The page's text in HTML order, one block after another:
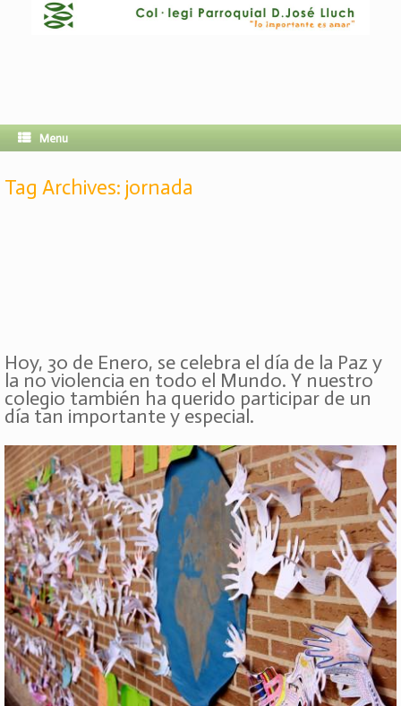
Menu
Tag Archives: jornada
Hoy, 30 de Enero, se celebra el día de la Paz y
la no violencia en todo el Mundo. Y nuestro
colegio también ha querido participar de un
día tan importante y especial.